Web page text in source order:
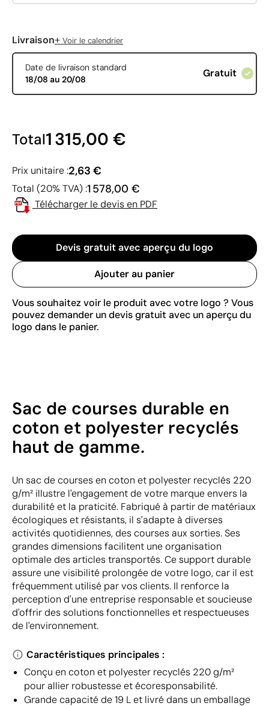
Livraison+ Voir le calendrier
Date de livraison standard
18/08 au 20/08
Gratuit
Total1 315,00 €
Prix unitaire :2,63 €
Total (20% TVA) :1 578,00 €
Télécharger le devis en PDF
Devis gratuit avec aperçu du logo
Ajouter au panier
Vous souhaitez voir le produit avec votre logo ? Vous
pouvez demander un devis gratuit avec un aperçu du
logo dans le panier.
Sac de courses durable en
coton et polyester recyclés
haut de gamme.
Un sac de courses en coton et polyester recyclés 220
g/m² illustre l'engagement de votre marque envers la
durabilité et la praticité. Fabriqué à partir de matériaux
écologiques et résistants, il s'adapte à diverses
activités quotidiennes, des courses aux sorties. Ses
grandes dimensions facilitent une organisation
optimale des articles transportés. Ce support durable
assure une visibilité prolongée de votre logo, car il est
fréquemment utilisé par vos clients. Il renforce la
perception d'une entreprise responsable et soucieuse
d'offrir des solutions fonctionnelles et respectueuses
de l'environnement.
Caractéristiques principales :
Conçu en coton et polyester recyclés 220 g/m²
pour allier robustesse et écoresponsabilité.
Grande capacité de 19 L et livré dans un emballage